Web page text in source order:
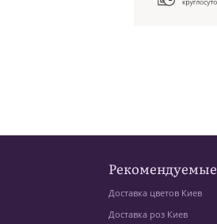
Рекомендуемые
Доставка цветов Киев
Доставка роз Киев